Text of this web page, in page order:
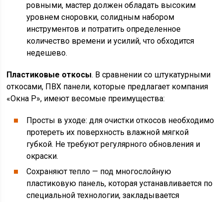
ровными, мастер должен обладать высоким
уровнем сноровки, солидным набором
инструментов и потратить определенное
количество времени и усилий, что обходится
недешево.
Пластиковые откосы. В сравнении со штукатурными
откосами, ПВХ панели, которые предлагает компания
«Окна Р», имеют весомые преимущества:
Просты в уходе: для очистки откосов необходимо
протереть их поверхность влажной мягкой
губкой. Не требуют регулярного обновления и
окраски.
Сохраняют тепло — под многослойную
пластиковую панель, которая устанавливается по
специальной технологии, закладывается